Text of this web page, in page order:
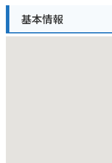
バイクで訪れる場合、道
して最適です。駐車場も
基本情報